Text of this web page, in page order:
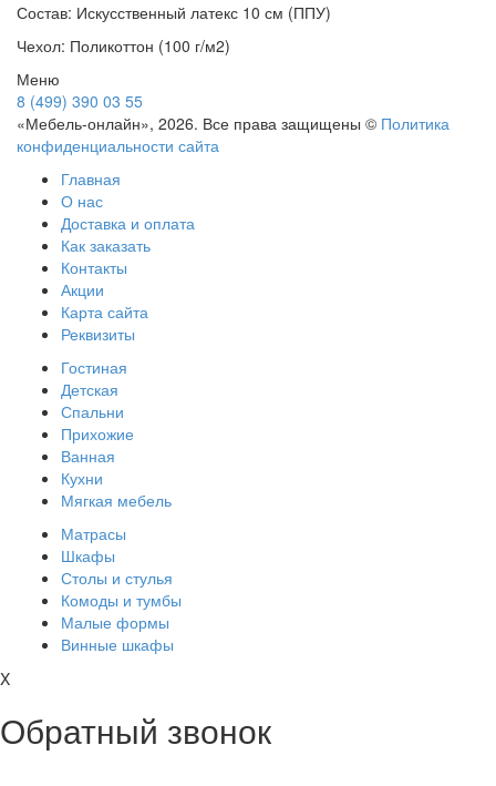
Состав: Искусственный латекс 10 см (ППУ)
Чехол: Поликоттон (100 г/м2)
Меню
8 (499) 390 03 55
«Мебель-онлайн», 2026. Все права защищены © Политика
конфиденциальности сайта
Главная
О нас
Доставка и оплата
Как заказать
Контакты
Акции
Карта сайта
Реквизиты
Гостиная
Детская
Спальни
Прихожие
Ванная
Кухни
Мягкая мебель
Матрасы
Шкафы
Столы и стулья
Комоды и тумбы
Малые формы
Винные шкафы
X
Обратный звонок